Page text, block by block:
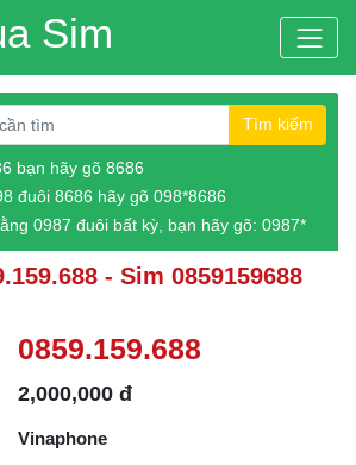
Sim
Tìm kiếm
bạn hãy gõ 8686
đuôi 8686 hãy gõ 098*8686
0987 đuôi bất kỳ, bạn hãy gõ: 0987*
- Sim 0859159688
0859.159.688
2,000,000 đ
Vinaphone